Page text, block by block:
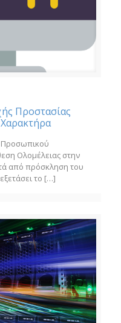
Προστασίας
Ολοµέλειας στην
από πρόσκληση του
το […]